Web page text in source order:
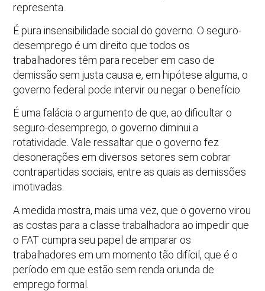
representa.
É pura insensibilidade social do governo. O seguro-
desemprego é um direito que todos os
trabalhadores têm para receber em caso de
demissão sem justa causa e, em hipótese alguma, o
governo federal pode intervir ou negar o benefício.
É uma falácia o argumento de que, ao dificultar o
seguro-desemprego, o governo diminui a
rotatividade. Vale ressaltar que o governo fez
desonerações em diversos setores sem cobrar
contrapartidas sociais, entre as quais as demissões
imotivadas.
A medida mostra, mais uma vez, que o governo virou
as costas para a classe trabalhadora ao impedir que
o FAT cumpra seu papel de amparar os
trabalhadores em um momento tão difícil, que é o
período em que estão sem renda oriunda de
emprego formal.